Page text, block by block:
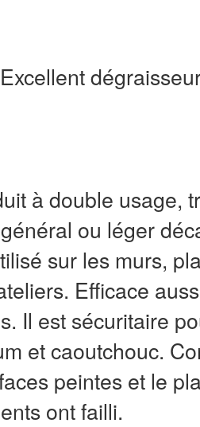
à double usage,
ou léger
sur les murs,
Efficace
Il est sécuritaire
et caoutchouc.
peintes et le
ont failli.